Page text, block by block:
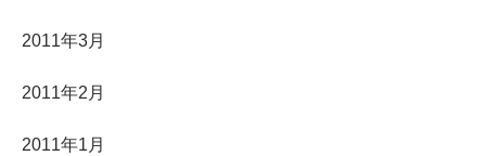
2011年3月
2011年2月
2011年1月